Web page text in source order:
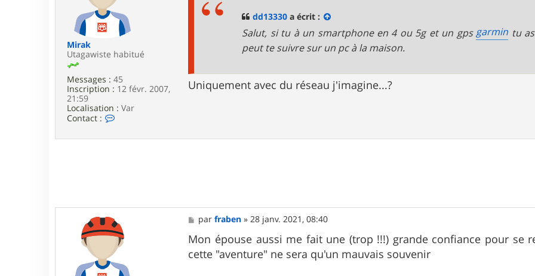
Mirak
Utagawiste habitué
Messages : 45
Inscription : 12 févr. 2007,
21:59
Localisation : Var
Contact :
r
a
k
dd13330 a écrit :
Salut, si tu à un smartphone en 4 ou 5g et un gpsgarmin tu
peut te suivre sur un pc à la maison.
Uniquement avec du réseau j'imagine...?
M
e
s
s
a
parfraben » 28 janv. 2021, 08:40
Mon épouse aussi me fait une (trop !!!) grande confiance pour se
cette "aventure" ne sera qu'un mauvais souvenir